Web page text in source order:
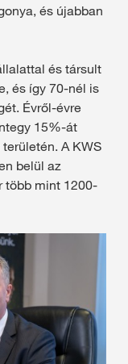
és újabban
és társult
és így 70-nél is
Évről-évre
15%-át
A KWS
belül az
több mint 1200-